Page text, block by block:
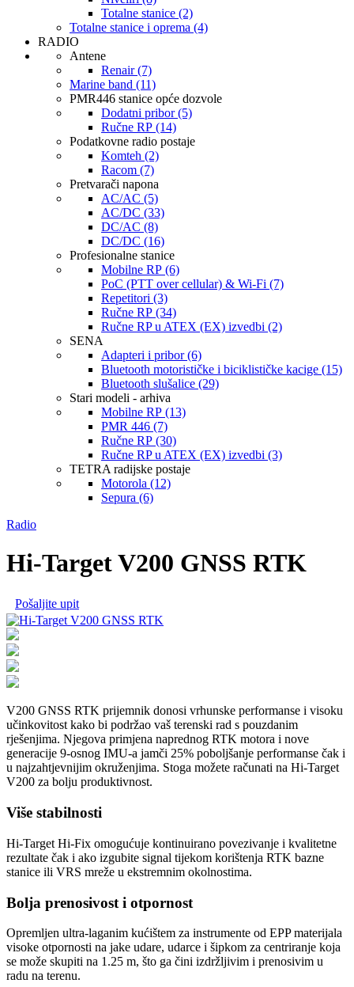
Totalne stanice (2)
Totalne stanice i oprema (4)
RADIO
Antene
Renair (7)
Marine band (11)
PMR446 stanice opće dozvole
Dodatni pribor (5)
Ručne RP (14)
Podatkovne radio postaje
Komteh (2)
Racom (7)
Pretvarači napona
AC/AC (5)
AC/DC (33)
DC/AC (8)
DC/DC (16)
Profesionalne stanice
Mobilne RP (6)
PoC (PTT over cellular) & Wi-Fi (7)
Repetitori (3)
Ručne RP (34)
Ručne RP u ATEX (EX) izvedbi (2)
SENA
Adapteri i pribor (6)
Bluetooth motorističke i biciklističke kacige (15)
Bluetooth slušalice (29)
Stari modeli - arhiva
Mobilne RP (13)
PMR 446 (7)
Ručne RP (30)
Ručne RP u ATEX (EX) izvedbi (3)
TETRA radijske postaje
Motorola (12)
Sepura (6)
Radio
Hi-Target V200 GNSS RTK
Pošaljite upit
V200 GNSS RTK prijemnik donosi vrhunske performanse i visoku
učinkovitost kako bi podržao vaš terenski rad s pouzdanim
rješenjima. Njegova primjena naprednog RTK motora i nove
generacije 9-osnog IMU-a jamči 25% poboljšanje performanse čak i
u najzahtjevnijim okruženjima. Stoga možete računati na Hi-Target
V200 za bolju produktivnost.
Više stabilnosti
Hi-Target Hi-Fix omogućuje kontinuirano povezivanje i kvalitetne
rezultate čak i ako izgubite signal tijekom korištenja RTK bazne
stanice ili VRS mreže u ekstremnim okolnostima.
Bolja prenosivost i otpornost
Opremljen ultra-laganim kućištem za instrumente od EPP materijala
visoke otpornosti na jake udare, udarce i šipkom za centriranje koja
se može skupiti na 1.25 m, što ga čini izdržljivim i prenosivim u
radu na terenu.